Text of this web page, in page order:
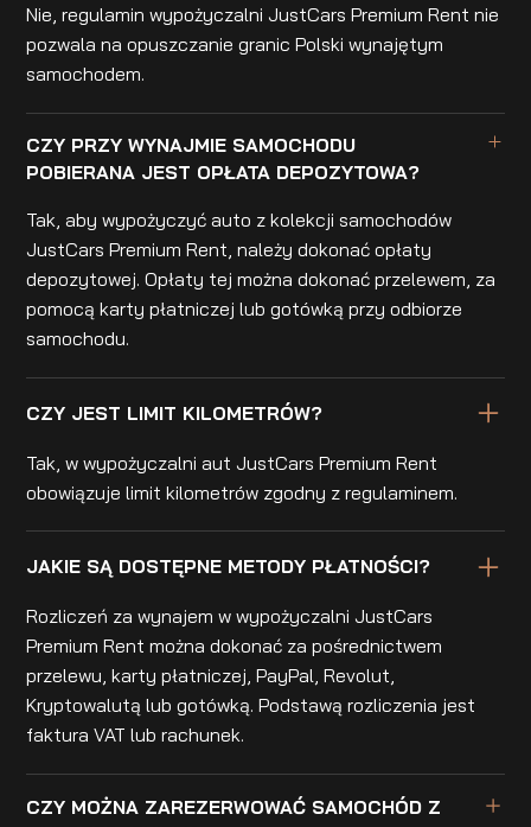
Nie, regulamin wypożyczalni JustCars Premium Rent nie
pozwala na opuszczanie granic Polski wynajętym
samochodem.
CZY PRZY WYNAJMIE SAMOCHODU
POBIERANA JEST OPŁATA DEPOZYTOWA?
Tak, aby wypożyczyć auto z kolekcji samochodów
JustCars Premium Rent, należy dokonać opłaty
depozytowej. Opłaty tej można dokonać przelewem, za
pomocą karty płatniczej lub gotówką przy odbiorze
samochodu.
CZY JEST LIMIT KILOMETRÓW?
Tak, w wypożyczalni aut JustCars Premium Rent
obowiązuje limit kilometrów zgodny z regulaminem.
JAKIE SĄ DOSTĘPNE METODY PŁATNOŚCI?
Rozliczeń za wynajem w wypożyczalni JustCars
Premium Rent można dokonać za pośrednictwem
przelewu, karty płatniczej, PayPal, Revolut,
Kryptowalutą lub gotówką. Podstawą rozliczenia jest
faktura VAT lub rachunek.
CZY MOŻNA ZAREZERWOWAĆ SAMOCHÓD Z